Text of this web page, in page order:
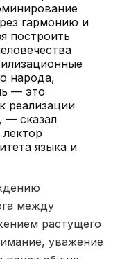
гармонию и
построить
народа,
— это
реализации
— сказал
языка и
между
растущего
уважение